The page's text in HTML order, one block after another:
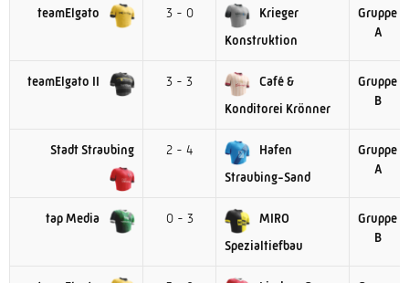
teamElgato 3 - 0
Krieger
Konstruktion
Gruppe
A
teamElgato II 3 - 3
Café &
Konditorei Krönner
Gruppe
B
Stadt Straubing 2 - 4
Hafen
Straubing-Sand
Gruppe
A
tap Media 0 - 3
MIRO
Spezialtiefbau
Gruppe
B